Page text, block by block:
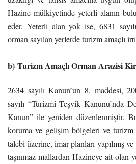
Hazine mülkiyetinde yeterli alanın
eder. Yeterli alan yok ise, 6831
orman sayılan yerlerde turizm amaçlı
b) Turizm Amaçlı Orman Arazisi
2634 sayılı Kanun’un 8. maddesi,
sayılı “Turizmi Teşvik Kanunu’nda
Kanun” ile yeniden düzenlenmiştir.
koruma ve gelişim bölgeleri ve turizm
talebi üzerine, imar planları yapılmış
taşınmaz mallardan Hazineye ait olan